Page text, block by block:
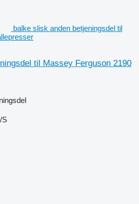
balke slisk anden betjeningsdel til
til Massey Ferguson 2190
S